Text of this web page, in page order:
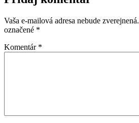
Vaša e-mailová adresa nebude zverejnená.
označené *
Komentár *